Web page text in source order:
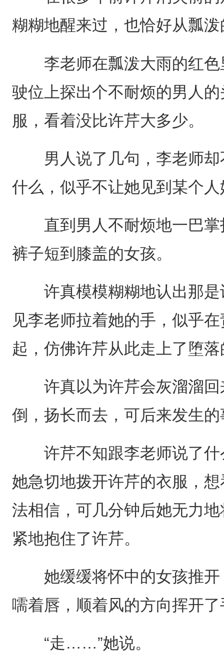
糊糊地醒来过，也恰好从瓢
李老师在瓢泼大雨的红色
驶位上探出个不耐烦的男人
服，看着没比许芹大多少。
男人说了几句，李老师却
什么，似乎不让她见到某个
直到男人不耐烦地一巴掌
裤子短到膝盖的女孩。
许真模模糊糊地认出那是
见李老师拉着她的手，似乎
起，仿佛许芹从此走上了堕
许真以为许芹会灰溜溜回
倒，扬长而去，可后来发生
许芹不知跟李老师说了什
她急切地拨开许芹的衣服，
法相信，可几分钟后她无力
紧地抱住了许芹。
她缓缓将怀中的女孩推开
嚅着唇，顺着风的方向挥开了
“走……”她说。